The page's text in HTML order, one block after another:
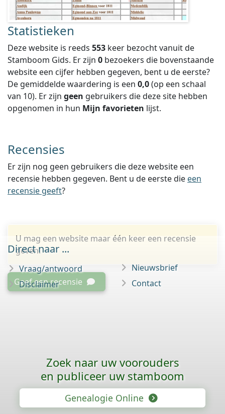
Statistieken
Deze website is reeds 553 keer bezocht vanuit de
Stamboom Gids. Er zijn 0 bezoekers die bovenstaande
website een cijfer hebben gegeven, bent u de eerste?
De gemiddelde waardering is een 0,0(op een schaal
van 10). Er zijn geen gebruikers die deze site hebben
opgenomen in hun Mijn favorieten lijst.
Recensies
Er zijn nog geen gebruikers die deze website een
recensie hebben gegeven. Bent u de eerste die een
recensie geeft?
U mag een website maar één keer een recensie
geven.
Geef een recensie
Direct naar ...
Vraag/antwoord
Disclaimer
Nieuwsbrief
Contact
Zoek naar uw voorouders
en publiceer uw stamboom
Genealogie Online